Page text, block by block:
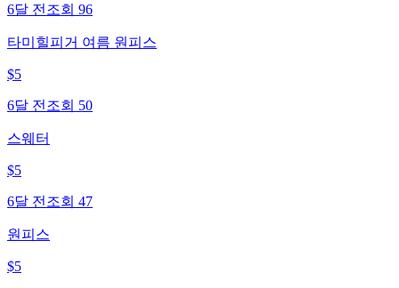
6달 전 조회 96
타미힐피거 여름 원피스
$5
6달 전 조회 50
스웨터
$5
6달 전 조회 47
원피스
$5